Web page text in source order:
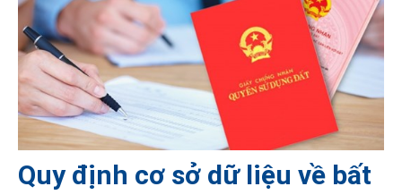
Quy định cơ sở dữ liệu về bất